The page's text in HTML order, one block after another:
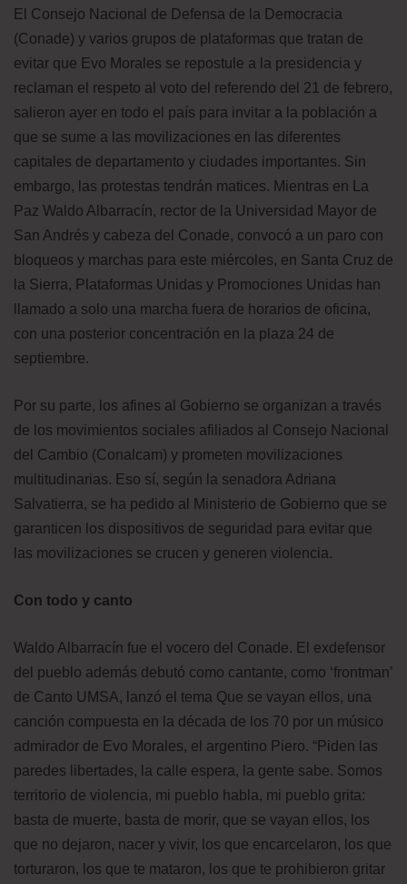
El Consejo Nacional de Defensa de la Democracia
(Conade) y varios grupos de plataformas que tratan de
evitar que Evo Morales se repostule a la presidencia y
reclaman el respeto al voto del referendo del 21 de febrero,
salieron ayer en todo el país para invitar a la población a
que se sume a las movilizaciones en las diferentes
capitales de departamento y ciudades importantes. Sin
embargo, las protestas tendrán matices. Mientras en La
Paz Waldo Albarracín, rector de la Universidad Mayor de
San Andrés y cabeza del Conade, convocó a un paro con
bloqueos y marchas para este miércoles, en Santa Cruz de
la Sierra, Plataformas Unidas y Promociones Unidas han
llamado a solo una marcha fuera de horarios de oficina,
con una posterior concentración en la plaza 24 de
septiembre.
Por su parte, los afines al Gobierno se organizan a través
de los movimientos sociales afiliados al Consejo Nacional
del Cambio (Conalcam) y prometen movilizaciones
multitudinarias. Eso sí, según la senadora Adriana
Salvatierra, se ha pedido al Ministerio de Gobierno que se
garanticen los dispositivos de seguridad para evitar que
las movilizaciones se crucen y generen violencia.
Con todo y canto
Waldo Albarracín fue el vocero del Conade. El exdefensor
del pueblo además debutó como cantante, como ‘frontman’
de Canto UMSA, lanzó el tema Que se vayan ellos, una
canción compuesta en la década de los 70 por un músico
admirador de Evo Morales, el argentino Piero. “Piden las
paredes libertades, la calle espera, la gente sabe. Somos
territorio de violencia, mi pueblo habla, mi pueblo grita:
basta de muerte, basta de morir, que se vayan ellos, los
que no dejaron, nacer y vivir, los que encarcelaron, los que
torturaron, los que te mataron, los que te prohibieron gritar